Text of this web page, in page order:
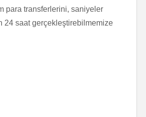
para transferlerini, saniyeler
24 saat gerçekleştirebilmemize